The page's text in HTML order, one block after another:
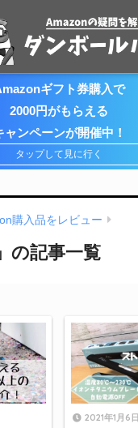
ギフト券購入で
2000円がもらえる
ャンペーンが開催中！
購入品をレビュー
の記事一覧
2021年1月6日